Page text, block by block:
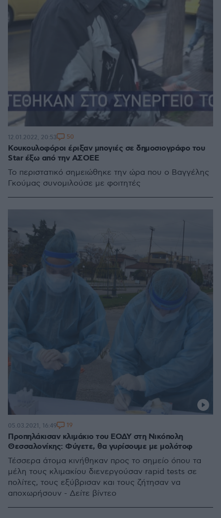
Κουκουλοφόροι έριξαν μπογιές σε δημοσιογράφο του
Star έξω από την ΑΣΟΕΕ
Το περιστατικό σημειώθηκε την ώρα που ο Βαγγέλης
Γκούμας συνομιλούσε με φοιτητές
12.01.2022, 20:53 50
Προπηλάκισαν κλιμάκιο του ΕΟΔΥ στη Νικόπολη
Θεσσαλονίκης: Φύγετε, θα γυρίσουμε με μολότοφ
Τέσσερα άτομα κινήθηκαν προς το σημείο όπου τα
μέλη τους κλιμακίου διενεργούσαν rapid tests σε
πολίτες, τους εξύβρισαν και τους ζήτησαν να
αποχωρήσουν - Δείτε βίντεο
05.03.2021, 16:49 19